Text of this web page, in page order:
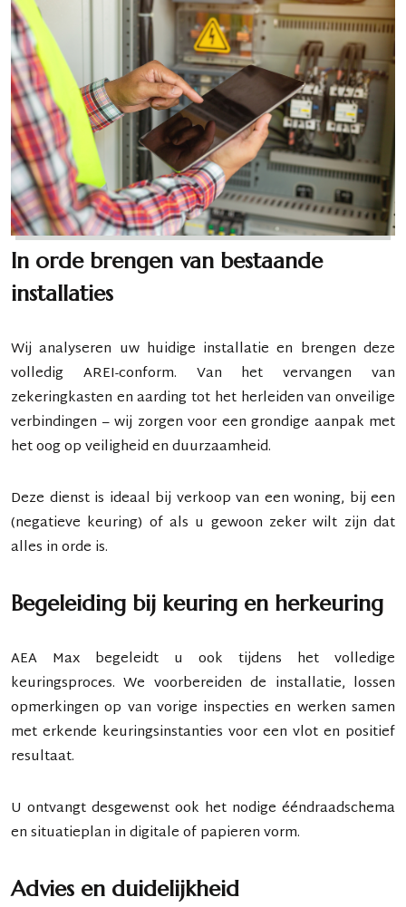
In orde brengen van bestaande
installaties
Wij analyseren uw huidige installatie en brengen deze
volledig AREI-conform. Van het vervangen van
zekeringkasten en aarding tot het herleiden van onveilige
verbindingen – wij zorgen voor een grondige aanpak met
het oog op veiligheid en duurzaamheid.
Deze dienst is ideaal bij verkoop van een woning, bij een
(negatieve keuring) of als u gewoon zeker wilt zijn dat
alles in orde is.
Begeleiding bij keuring en herkeuring
AEA Max begeleidt u ook tijdens het volledige
keuringsproces. We voorbereiden de installatie, lossen
opmerkingen op van vorige inspecties en werken samen
met erkende keuringsinstanties voor een vlot en positief
resultaat.
U ontvangt desgewenst ook het nodige ééndraadschema
ensituatieplan in digitale of papieren vorm.
Advies en duidelijkheid